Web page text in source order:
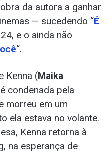
da autora a ganhar
— sucedendo “É
e o ainda não
“.
Kenna (Maika
condenada pela
morreu em um
ela estava no volante.
Kenna retorna à
na esperança de